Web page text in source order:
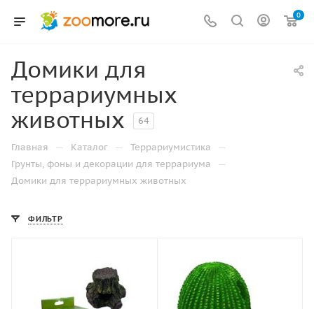
0
Домики для
террариумных
животных
64
Главная — Каталог — Террариумистика —
Грунты, фоны и декорации для террариума —
Домики для террариумных животных
ФИЛЬТР